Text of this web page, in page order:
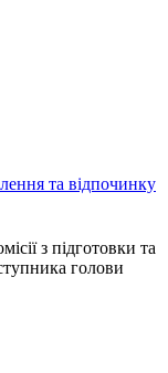
та відпочинку
з підготовки та
голови